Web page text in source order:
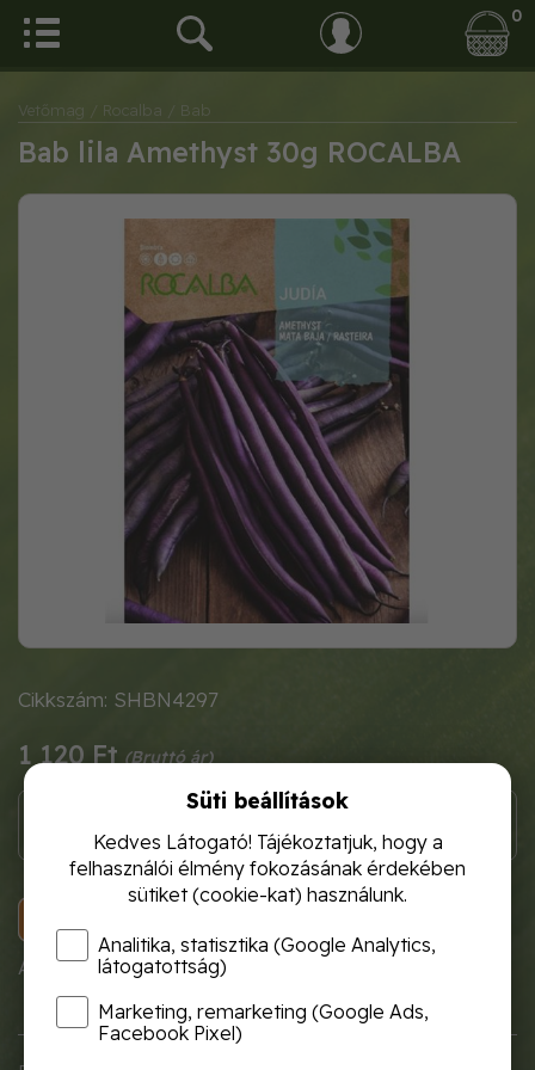
0
Vetőmag / Rocalba / Bab
Bab lila Amethyst 30g ROCALBA
Cikkszám: SHBN4297
1 120 Ft
A termék átmenetileg nem rendelhető!
Süti beállítások
Kedves Látogató! Tájékoztatjuk, hogy a
felhasználói élmény fokozásának érdekében
sütiket (cookie-kat) használunk.
Analitika, statisztika (Google Analytics,
látogatottság)
Marketing, remarketing (Google Ads,
Facebook Pixel)